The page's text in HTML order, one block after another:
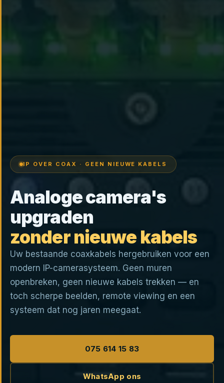
IP OVER COAX · GEEN NIEUWE KABELS
Analoge camera's
upgraden
zonder nieuwe kabels
Uw bestaande coaxkabels hergebruiken voor een
modern IP-camerasysteem. Geen muren
openbreken, geen nieuwe kabels trekken — en
toch scherpe beelden, remote viewing en een
systeem dat nog jaren meegaat.
075 614 15 83
WhatsApp ons